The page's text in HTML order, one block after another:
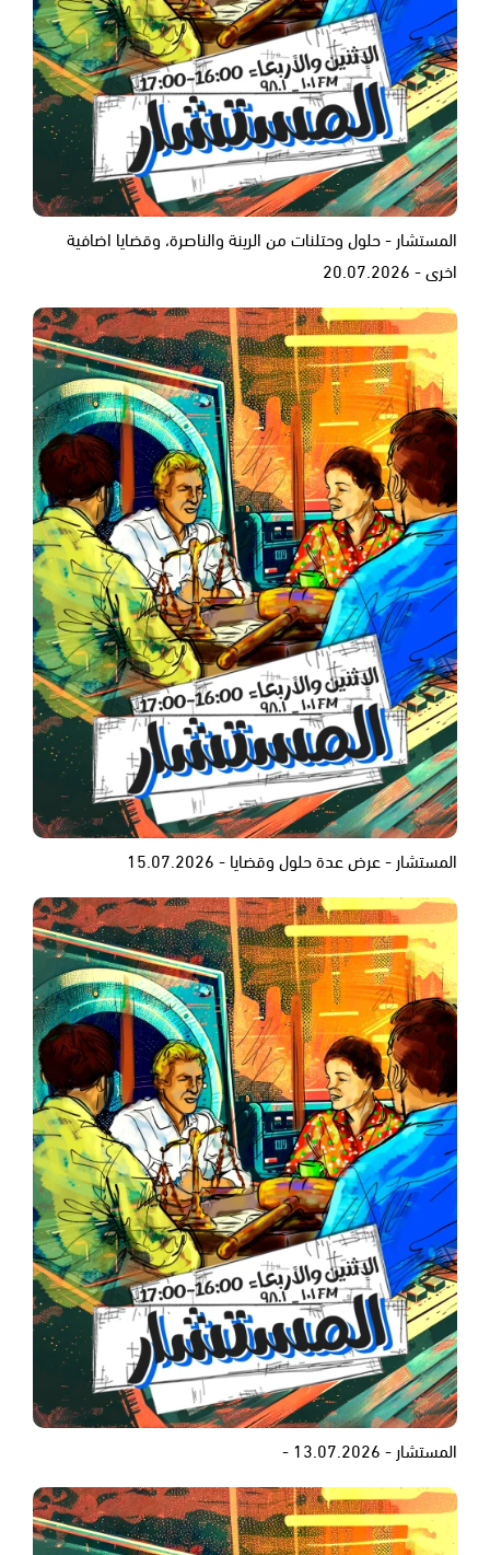
المستشار - حلول وحتلنات من الرينة والناصرة، وقضايا اضافية
اخرى - 20.07.2026
المستشار - عرض عدة حلول وقضايا - 15.07.2026
المستشار - 13.07.2026 -